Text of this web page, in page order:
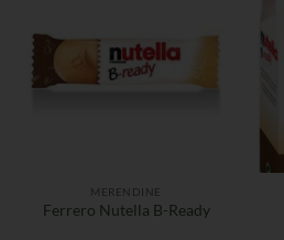
MERENDINE
Ferrero Nutella B-Ready